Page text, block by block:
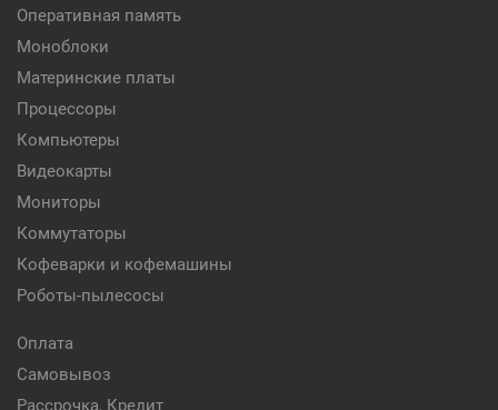
Оперативная память
Моноблоки
Материнские платы
Процессоры
Компьютеры
Видеокарты
Мониторы
Коммутаторы
Кофеварки и кофемашины
Роботы-пылесосы
Оплата
Самовывоз
Рассрочка, Кредит